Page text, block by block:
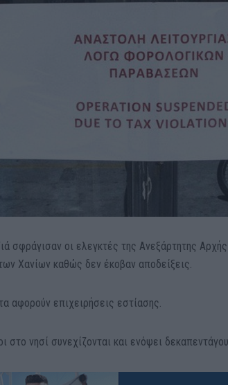
σφράγισαν οι ελεγκτές της Ανεξάρτητης
Χανίων καθώς δεν έκοβαν αποδείξεις.
αφορούν επιχειρήσεις εστίασης.
στο νησί συνεχίζονται και ενόψει